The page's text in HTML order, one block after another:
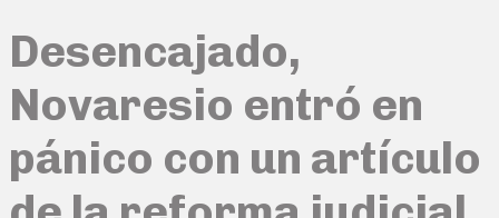
Desencajado,
Novaresio entró en
pánico con un artículo